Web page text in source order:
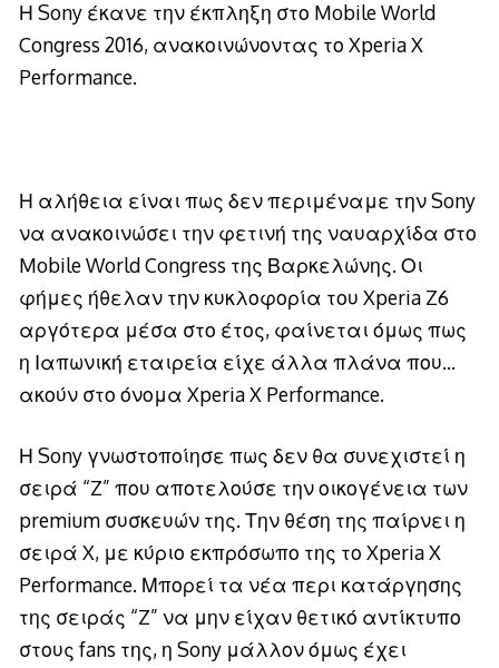
Η Sony έκανε την έκπληξη στο Mobile World
Congress 2016, ανακοινώνοντας το Xperia X
Performance.
Η αλήθεια είναι πως δεν περιμέναμε την Sony
να ανακοινώσει την φετινή της ναυαρχίδα στο
Mobile World Congress της Βαρκελώνης. Οι
φήμες ήθελαν την κυκλοφορία του Xperia Z6
αργότερα μέσα στο έτος, φαίνεται όμως πως
η Ιαπωνική εταιρεία είχε άλλα πλάνα που…
ακούν στο όνομα Xperia X Performance.
Η Sony γνωστοποίησε πως δεν θα συνεχιστεί η
σειρά “Z” που αποτελούσε την οικογένεια των
premium συσκευών της. Την θέση της παίρνει η
σειρά X, με κύριο εκπρόσωπο της το Xperia X
Performance. Μπορεί τα νέα περι κατάργησης
της σειράς “Z” να μην είχαν θετικό αντίκτυπο
στους fans της, η Sony μάλλον όμως έχει